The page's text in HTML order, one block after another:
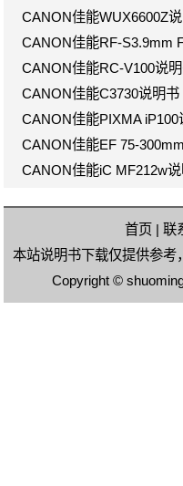
CANON佳能WUX6600Z
CANON佳能RF-S3.9mm
CANON佳能RC-V100说
CANON佳能C3730说明书
CANON佳能PIXMA iP100
CANON佳能EF 75-
CANON佳能iC MF212w
首页 | 联
本站说明书下载仅提供参考
Copyright ©